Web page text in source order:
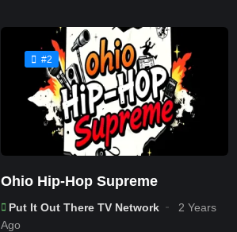
#2
Ohio Hip-Hop Supreme
Put It Out There TV Network
2 Years
Ago